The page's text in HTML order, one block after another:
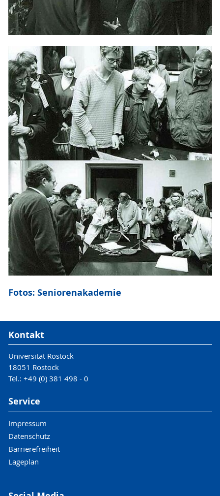
Fotos: Seniorenakademie
Kontakt
Universität Rostock
18051 Rostock
Tel.: +49 (0) 381 498 - 0
Service
Impressum
Datenschutz
Barrierefreiheit
Lageplan